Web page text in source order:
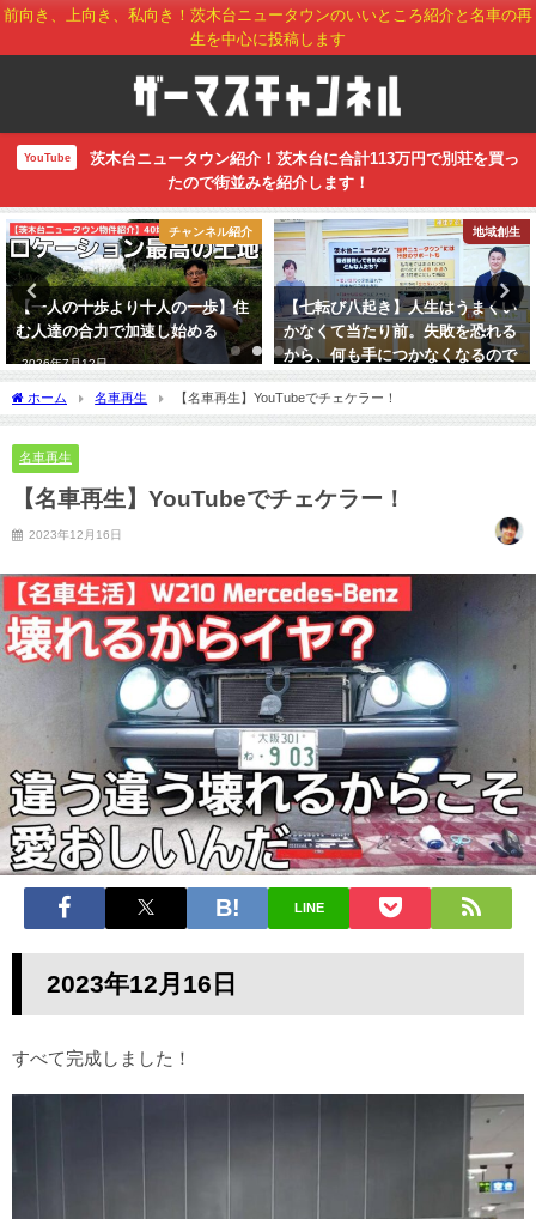
前向き、上向き、私向き！茨木台ニュータウンのいいところ紹介と名車の再
生を中心に投稿します
YouTube
茨木台ニュータウン紹介！茨木台に合計113万円で別荘を買っ
たので街並みを紹介します！
チャンネル紹介
【一人の十歩より十人の一歩】住
む人達の合力で加速し始める
2026年7月12日
地域創生
【七転び八起き】人生はうまくい
かなくて当たり前。失敗を恐れる
から、何も手につかなくなるので
はないか
ホーム 名車再生 【名車再生】YouTubeでチェケラー！
名車再生
【名車再生】YouTubeでチェケラー！
2023年12月16日
LINE
2023年12 月16 日
すべて完成しました！